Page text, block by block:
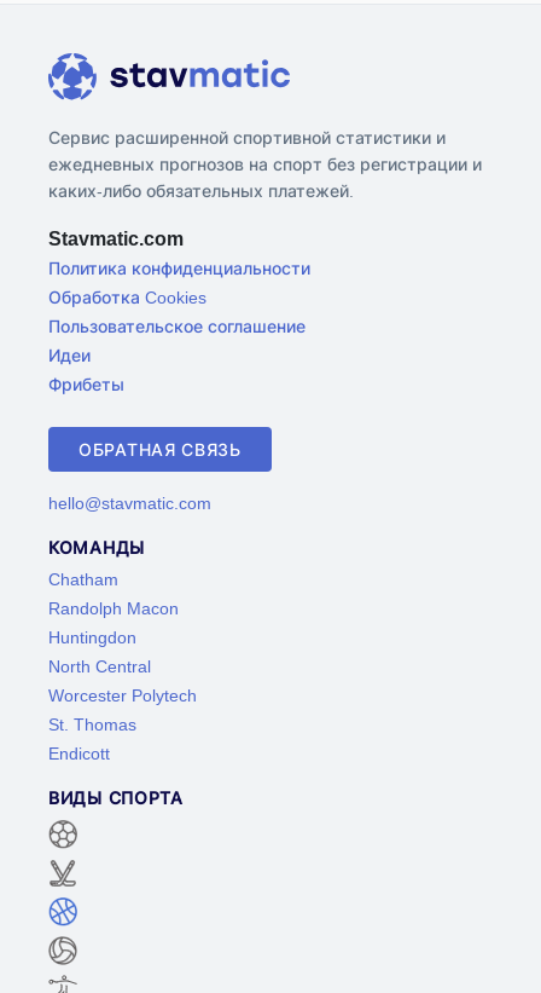
Сервис расширенной спортивной статистики и
ежедневных прогнозов на спорт без регистрации и
каких-либо обязательных платежей.
Stavmatic.com
Политика конфиденциальности
Обработка Cookies
Пользовательское соглашение
Идеи
Фрибеты
ОБРАТНАЯ СВЯЗЬ
hello@stavmatic.com
КОМАНДЫ
Chatham
Randolph Macon
Huntingdon
North Central
Worcester Polytech
St. Thomas
Endicott
ВИДЫ СПОРТА